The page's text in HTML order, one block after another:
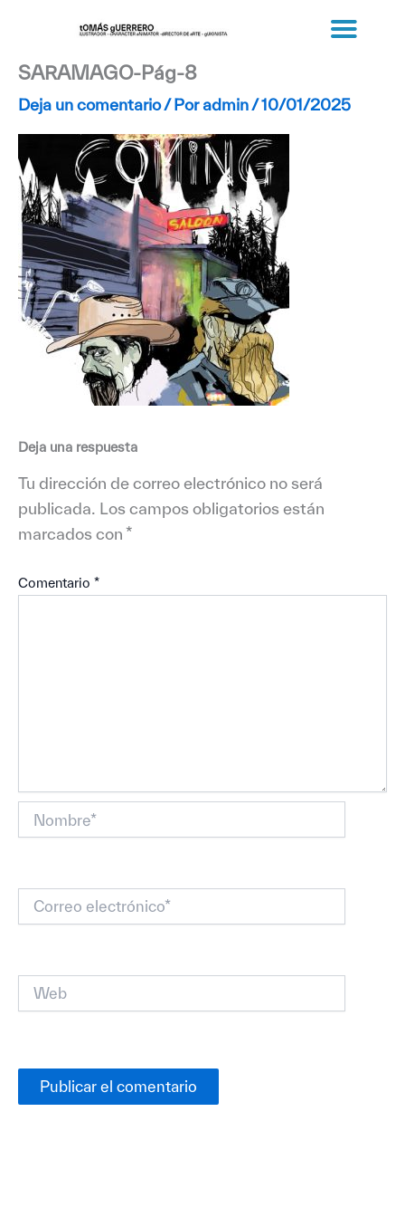
contenido
SARAMAGO-Pág-8
Deja un comentario/ Poradmin/10/01/2025
Deja una respuesta
Tu dirección de correo electrónico no será
publicada. Los campos obligatorios están
marcados con*
Comentario *
electrónico*